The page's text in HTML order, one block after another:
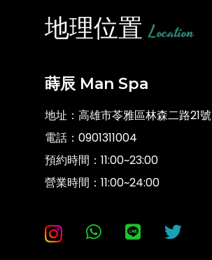
地理位置Location
蒔辰 Man Spa
地址：高雄市苓雅區林森二路21號
電話： 0901311004
預約時間：11:00~23:00
營業時間：11:00~24:00